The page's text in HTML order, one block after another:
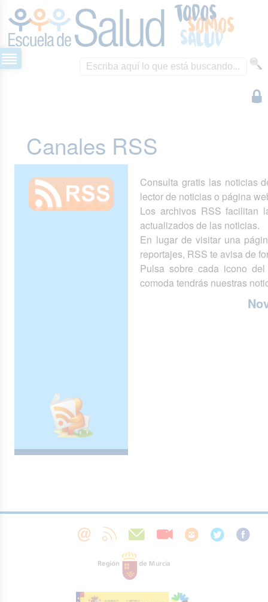
Canales RSS
Consulta gratis las noticias
lector de noticias o página
Los archivos RSS facilitan
actualizados de las noticias.
En lugar de visitar una
reportajes, RSS te avisa de
Pulsa sobre cada icono
comoda tendrás nuestras